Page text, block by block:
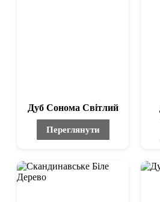
Дуб Сонома Світлий
Переглянути